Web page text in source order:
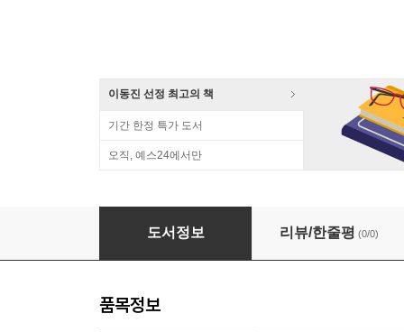
이동진 선정 최고의 책
기간 한정 특가 도서
오직, 예스24에서만
파리 PARIS - 3. 도시와 역사
도서정보 리뷰/한줄평 (0/0)
품목정보